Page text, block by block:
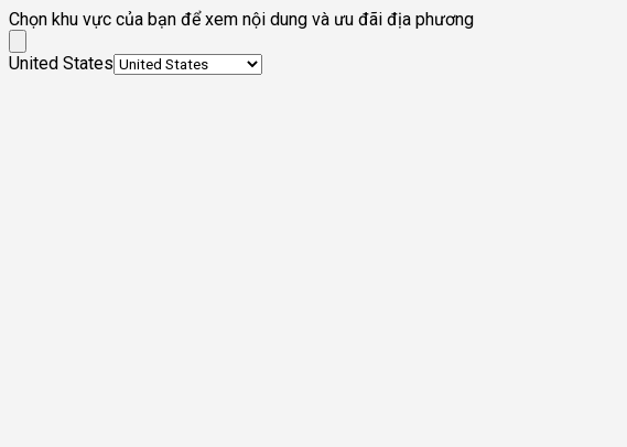
Chọn khu vực của bạn để xem nội dung và ưu đãi địa phương
United States